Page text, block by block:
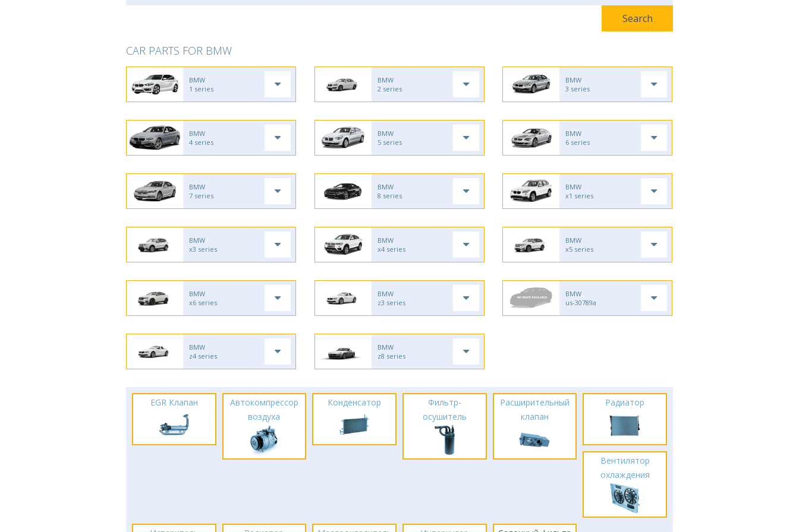
CAR PARTS FOR BMW
BMW
1 series
BMW
2 series
BMW
3 series
BMW
4 series
BMW
5 series
BMW
6 series
BMW
7 series
BMW
8 series
BMW
x1 series
BMW
x3 series
BMW
x4 series
BMW
x5 series
BMW
x6 series
BMW
z3 series
BMW
us-30789a
BMW
z4 series
BMW
z8 series
EGR Клапан
Автокомпрессор
воздуха
Конденсатор
Фильтр-
осушитель
Расширительный
клапан
Радиатор
Вентилятор
охлаждения